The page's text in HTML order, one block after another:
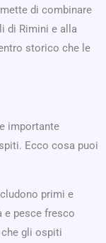
di combinare
di Rimini e alla
storico che le
importante
Ecco cosa puoi
primi e
e pesce fresco
che gli ospiti